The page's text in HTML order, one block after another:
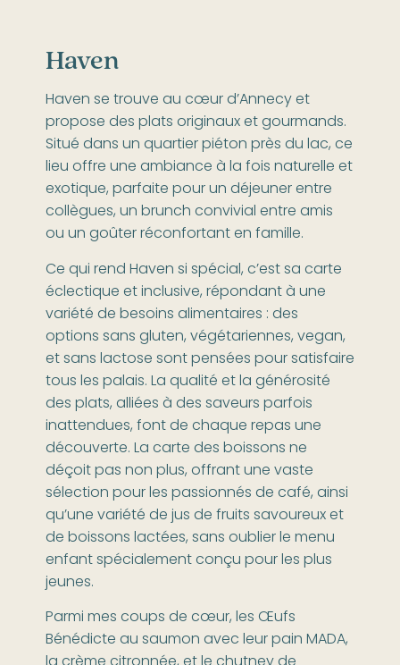
Haven
Haven se trouve au cœur d’Annecy et
propose des plats originaux et gourmands.
Situé dans un quartier piéton près du lac, ce
lieu offre une ambiance à la fois naturelle et
exotique, parfaite pour un déjeuner entre
collègues, un brunch convivial entre amis
ou un goûter réconfortant en famille.
Ce qui rend Haven si spécial, c’est sa carte
éclectique et inclusive, répondant à une
variété de besoins alimentaires : des
options sans gluten, végétariennes, vegan,
et sans lactose sont pensées pour satisfaire
tous les palais. La qualité et la générosité
des plats, alliées à des saveurs parfois
inattendues, font de chaque repas une
découverte. La carte des boissons ne
déçoit pas non plus, offrant une vaste
sélection pour les passionnés de café, ainsi
qu’une variété de jus de fruits savoureux et
de boissons lactées, sans oublier le menu
enfant spécialement conçu pour les plus
jeunes.
Parmi mes coups de cœur, les Œufs
Bénédicte au saumon avec leur pain MADA,